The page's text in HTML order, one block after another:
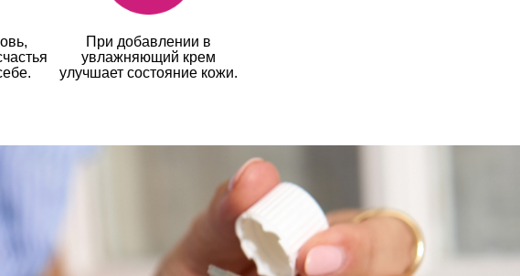
При добавлении в
увлажняющий крем
улучшает состояние кожи.